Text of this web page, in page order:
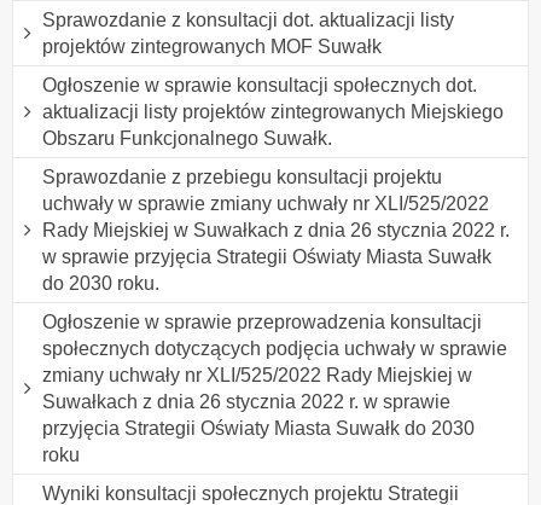
Sprawozdanie z konsultacji dot. aktualizacji listy
projektów zintegrowanych MOF Suwałk
Ogłoszenie w sprawie konsultacji społecznych dot.
aktualizacji listy projektów zintegrowanych Miejskiego
Obszaru Funkcjonalnego Suwałk.
Sprawozdanie z przebiegu konsultacji projektu
uchwały w sprawie zmiany uchwały nr XLI/525/2022
Rady Miejskiej w Suwałkach z dnia 26 stycznia 2022 r.
w sprawie przyjęcia Strategii Oświaty Miasta Suwałk
do 2030 roku.
Ogłoszenie w sprawie przeprowadzenia konsultacji
społecznych dotyczących podjęcia uchwały w sprawie
zmiany uchwały nr XLI/525/2022 Rady Miejskiej w
Suwałkach z dnia 26 stycznia 2022 r. w sprawie
przyjęcia Strategii Oświaty Miasta Suwałk do 2030
roku
Wyniki konsultacji społecznych projektu Strategii